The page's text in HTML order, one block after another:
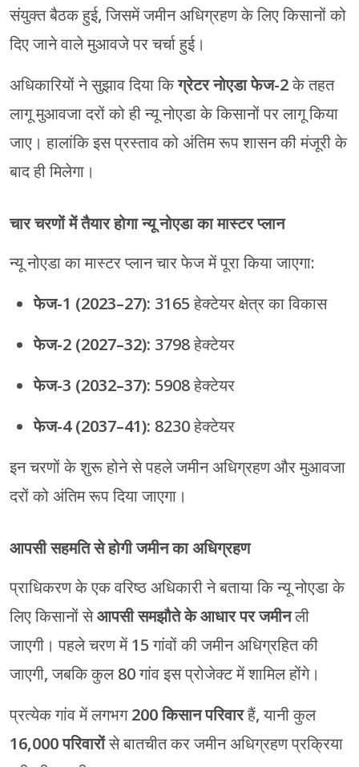
संयुक्त बैठक हुई, जिसमें जमीन अधिग्रहण के लिए किसानों को
दिए जाने वाले मुआवजे पर चर्चा हुई।
अधिकारियों ने सुझाव दिया किग्रेटर नोएडा फेज-2के तहत
लागू मुआवजा दरों को ही न्यू नोएडा के किसानों पर लागू किया
जाए। हालांकि इस प्रस्ताव को अंतिम रूप शासन की मंजूरी के
बाद ही मिलेगा।
चार चरणों में तैयार होगा न्यू नोएडा का मास्टर प्लान
न्यू नोएडा का मास्टर प्लान चार फेज में पूरा किया जाएगा:
फेज-1 (2023–27): 3165 हेक्टेयर क्षेत्र का विकास
फेज-2 (2027–32): 3798 हेक्टेयर
फेज-3 (2032–37): 5908 हेक्टेयर
फेज-4 (2037–41): 8230 हेक्टेयर
इन चरणों के शुरू होने से पहले जमीन अधिग्रहण और मुआवजा
दरों को अंतिम रूप दिया जाएगा।
आपसी सहमति से होगी जमीन का अधिग्रहण
प्राधिकरण के एक वरिष्ठ अधिकारी ने बताया कि न्यू नोएडा के
लिए किसानों सेआपसी समझौते के आधार पर जमीनली
जाएगी। पहले चरण में 15 गांवों की जमीन अधिग्रहित की
जाएगी, जबकि कुल 80 गांव इस प्रोजेक्ट में शामिल होंगे।
प्रत्येक गांव में लगभग200 किसान परिवारहैं, यानी कुल
16,000 परिवारोंसे बातचीत कर जमीन अधिग्रहण प्रक्रिया